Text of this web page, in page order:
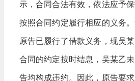
示，合同合法有效，依法应予
按照合同约定履行相应的义务
原告已履行了借款义务，现吴
合同的约定按时结息，吴某乙
告均构成违约。因此，原告要